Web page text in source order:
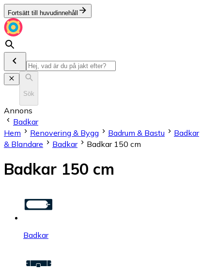
Fortsätt till huvudinnehåll
Sök
Annons
Badkar
Hem
Renovering & Bygg Badrum & Bastu
Badkar
& Blandare
Badkar Badkar 150 cm
Badkar 150 cm
Badkar